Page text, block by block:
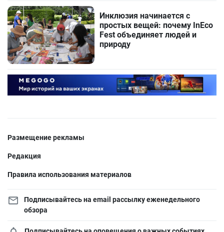
Инклюзия начинается с
простых вещей: почему InEco
Fest объединяет людей и
природу
Размещение рекламы
Редакция
Правила использования материалов
Подписывайтесь на email рассылку еженедельного
обзора